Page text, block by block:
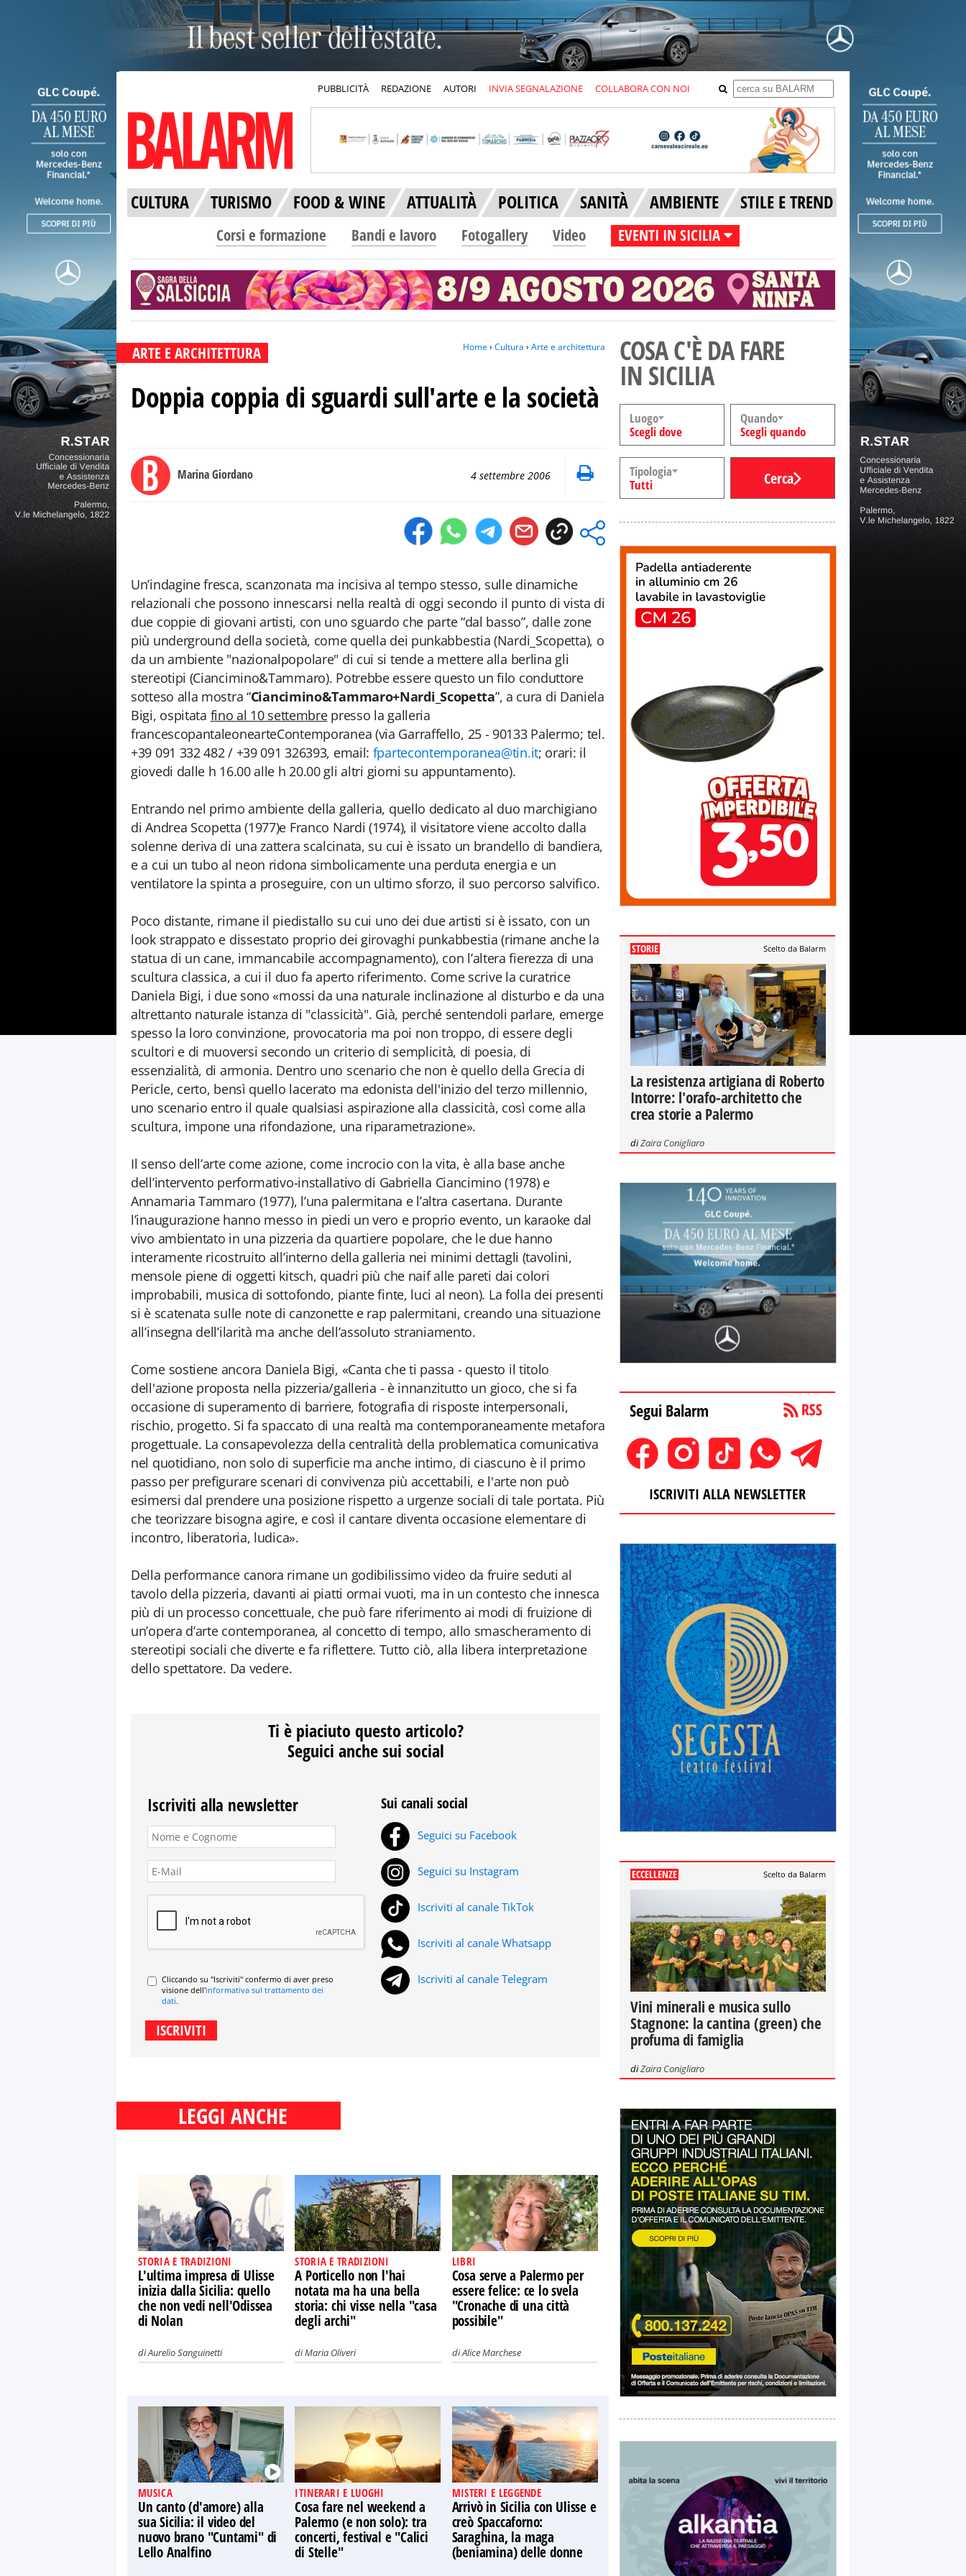
PUBBLICITÀ REDAZIONE AUTORI INVIA SEGNALAZIONE COLLABORA CON NOI
CULTURA TURISMO FOOD & WINE ATTUALITÀ POLITICA SANITÀ AMBIENTE STILE E TREND
Corsi e formazione Bandi e lavoro Fotogallery Video EVENTI IN SICILIA
ARTE E ARCHITETTURA Home› Cultura › Arte e architettura
Doppia coppia di sguardi sull'arte e la società
Marina Giordano 4 settembre 2006
Un’indagine fresca, scanzonata ma incisiva al tempo stesso, sulle dinamiche
relazionali che possono innescarsi nella realtà di oggi secondo il punto di vista di
due coppie di giovani artisti, con uno sguardo che parte “dal basso”, dalle zone
più underground della società, come quella dei punkabbestia (Nardi_Scopetta), o
da un ambiente "nazionalpopolare" di cui si tende a mettere alla berlina gli
stereotipi (Ciancimino&Tammaro). Potrebbe essere questo un filo conduttore
sotteso alla mostra “Ciancimino&Tammaro+Nardi_Scopetta”, a cura di Daniela
Bigi, ospitata fino al 10 settembrepresso la galleria
francescopantaleonearteContemporanea (via Garraffello, 25 - 90133 Palermo; tel.
+39 091 332 482 / +39 091 326393, email: fpartecontemporanea@tin.it; orari: il
giovedi dalle h 16.00 alle h 20.00 gli altri giorni su appuntamento).
Entrando nel primo ambiente della galleria, quello dedicato al duo marchigiano
di Andrea Scopetta (1977)e Franco Nardi (1974), il visitatore viene accolto dalla
solenne deriva di una zattera scalcinata, su cui è issato un brandello di bandiera,
e a cui un tubo al neon ridona simbolicamente una perduta energia e un
ventilatore la spinta a proseguire, con un ultimo sforzo, il suo percorso salvifico.
Poco distante, rimane il piedistallo su cui uno dei due artisti si è issato, con un
look strappato e dissestato proprio dei girovaghi punkabbestia (rimane anche la
statua di un cane, immancabile accompagnamento), con l’altera fierezza di una
scultura classica, a cui il duo fa aperto riferimento. Come scrive la curatrice
Daniela Bigi, i due sono «mossi da una naturale inclinazione al disturbo e da una
altrettanto naturale istanza di "classicità". Già, perché sentendoli parlare, emerge
spesso la loro convinzione, provocatoria ma poi non troppo, di essere degli
scultori e di muoversi secondo un criterio di semplicità, di poesia, di
essenzialità, di armonia. Dentro uno scenario che non è quello della Grecia di
Pericle, certo, bensì quello lacerato ma edonista dell'inizio del terzo millennio,
uno scenario entro il quale qualsiasi aspirazione alla classicità, così come alla
scultura, impone una rifondazione, una riparametrazione».
Il senso dell’arte come azione, come incrocio con la vita, è alla base anche
dell’intervento performativo-installativo di Gabriella Ciancimino (1978) e
Annamaria Tammaro (1977), l’una palermitana e l’altra casertana. Durante
l’inaugurazione hanno messo in piedi un vero e proprio evento, un karaoke dal
vivo ambientato in una pizzeria da quartiere popolare, che le due hanno
interamente ricostruito all’interno della galleria nei minimi dettagli (tavolini,
mensole piene di oggetti kitsch, quadri più che naif alle pareti dai colori
improbabili, musica di sottofondo, piante finte, luci al neon). La folla dei presenti
si è scatenata sulle note di canzonette e rap palermitani, creando una situazione
all’insegna dell’ilarità ma anche dell’assoluto straniamento.
Come sostiene ancora Daniela Bigi, «Canta che ti passa - questo il titolo
dell'azione proposta nella pizzeria/galleria - è innanzitutto un gioco, che si fa
occasione di superamento di barriere, fotografia di risposte interpersonali,
rischio, progetto. Si fa spaccato di una realtà ma contemporaneamente metafora
progettuale. La consapevolezza della centralità della problematica comunicativa
nel quotidiano, non solo di superficie ma anche intimo, di ciascuno è il primo
passo per prefigurare scenari di convivenza più accettabili, e l'arte non può
esimersi dal prendere una posizione rispetto a urgenze sociali di tale portata. Più
che teorizzare bisogna agire, e così il cantare diventa occasione elementare di
incontro, liberatoria, ludica».
Della performance canora rimane un godibilissimo video da fruire seduti al
tavolo della pizzeria, davanti ai piatti ormai vuoti, ma in un contesto che innesca
più di un processo concettuale, che può fare riferimento ai modi di fruizione di
un’opera d’arte contemporanea, al concetto di tempo, allo smascheramento di
stereotipi sociali che diverte e fa riflettere. Tutto ciò, alla libera interpretazione
dello spettatore. Da vedere.
Ti è piaciuto questo articolo?
Seguici anche sui social
Iscriviti alla newsletter
Cliccando su "Iscriviti" confermo di aver preso
visione dell'informativa sul trattamento dei
dati.
Sui canali social
Seguici su Facebook
Seguici su Instagram
Iscriviti al canale TikTok
Iscriviti al canale Whatsapp
Iscriviti al canale Telegram
LEGGI ANCHE
STORIA E TRADIZIONI
L'ultima impresa di Ulisse
inizia dalla Sicilia: quello
che non vedi nell'Odissea
di Nolan
diAurelio Sanguinetti
STORIA E TRADIZIONI
A Porticello non l'hai
notata ma ha una bella
storia: chi visse nella "casa
degli archi"
diMaria Oliveri
LIBRI
Cosa serve a Palermo per
essere felice: ce lo svela
"Cronache di una città
possibile"
diAlice Marchese
MUSICA
Un canto (d'amore) alla
sua Sicilia: il video del
nuovo brano "Cuntami" di
Lello Analfino
ITINERARI E LUOGHI
Cosa fare nel weekend a
Palermo (e non solo): tra
concerti, festival e "Calici
di Stelle"
MISTERI E LEGGENDE
Arrivò in Sicilia con Ulisse e
creò Spaccaforno:
Saraghina, la maga
(beniamina) delle donne
COSA C'È DA FARE
IN SICILIA
Luogo
Scegli dove
Quando
Scegli quando
Tipologia
Tutti
Cerca
STORIE Scelto da Balarm
La resistenza artigiana di Roberto
Intorre: l'orafo-architetto che
crea storie a Palermo
diZaira Conigliaro
Segui Balarm
ISCRIVITI ALLA NEWSLETTER
ECCELLENZE Scelto da Balarm
Vini minerali e musica sullo
Stagnone: la cantina (green) che
profuma di famiglia
diZaira Conigliaro